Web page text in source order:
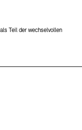
Teil der wechselvollen